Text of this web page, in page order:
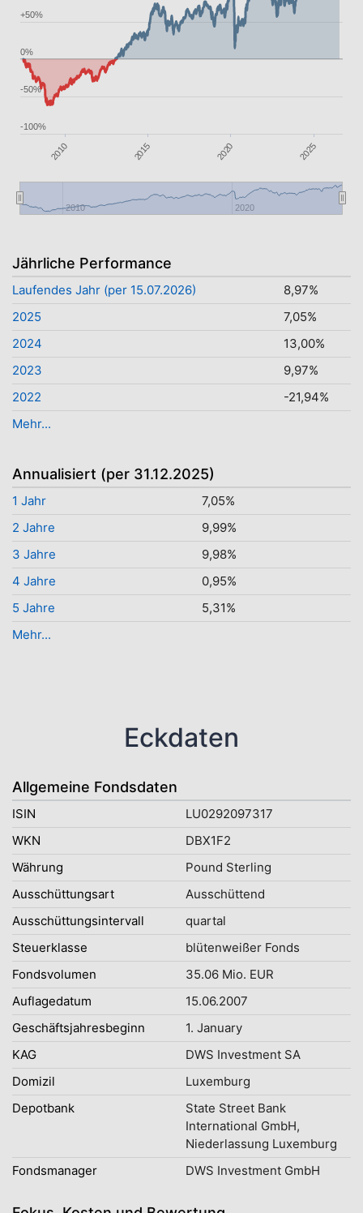
2010 2015 2020 2025
2010 2020
-100%
-50%
0%
+50%
Jährliche Performance
Laufendes Jahr (per 15.07.2026)
8,97%
2025
7,05%
2024
13,00%
2023
9,97%
2022
-21,94%
Mehr...
Annualisiert (per 31.12.2025)
1 Jahr
7,05%
2 Jahre
9,99%
3 Jahre
9,98%
4 Jahre
0,95%
5 Jahre
5,31%
Mehr...
Eckdaten
Allgemeine Fondsdaten
ISIN
LU0292097317
WKN
DBX1F2
Währung
Pound Sterling
Ausschüttungsart
Ausschüttend
Ausschüttungsintervall
quartal
Steuerklasse
blütenweißer Fonds
Fondsvolumen
35.06 Mio. EUR
Auflagedatum
15.06.2007
Geschäftsjahresbeginn
1. January
KAG
DWS Investment SA
Domizil
Luxemburg
Depotbank
State Street Bank
International GmbH,
Niederlassung Luxemburg
Fondsmanager
DWS Investment GmbH